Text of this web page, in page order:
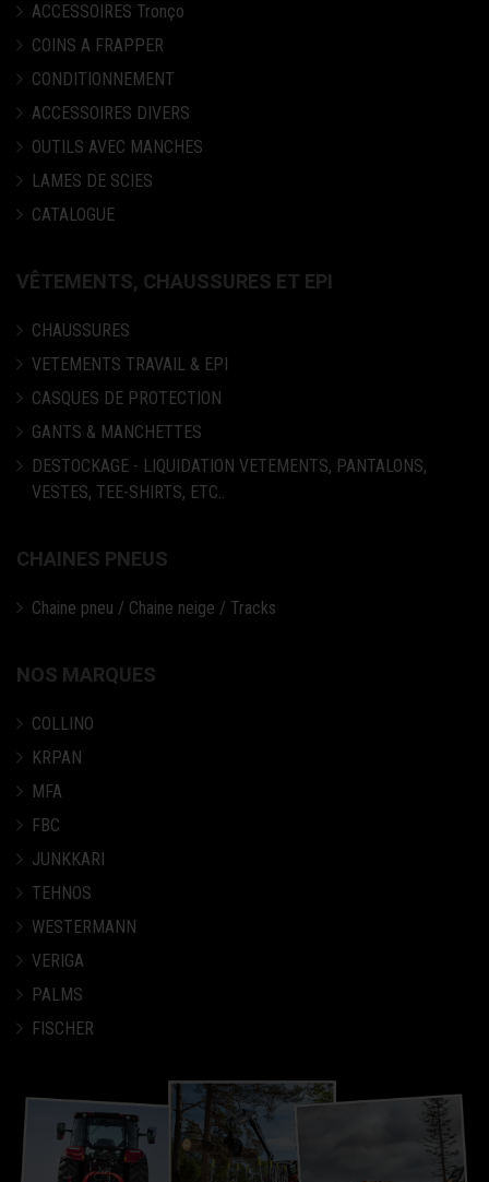
ACCESSOIRES Tronço
COINS A FRAPPER
CONDITIONNEMENT
ACCESSOIRES DIVERS
OUTILS AVEC MANCHES
LAMES DE SCIES
CATALOGUE
VÊTEMENTS, CHAUSSURES ET EPI
CHAUSSURES
VETEMENTS TRAVAIL & EPI
CASQUES DE PROTECTION
GANTS & MANCHETTES
DESTOCKAGE - LIQUIDATION VETEMENTS, PANTALONS,
VESTES, TEE-SHIRTS, ETC..
CHAINES PNEUS
Chaine pneu / Chaine neige / Tracks
NOS MARQUES
COLLINO
KRPAN
MFA
FBC
JUNKKARI
TEHNOS
WESTERMANN
VERIGA
PALMS
FISCHER